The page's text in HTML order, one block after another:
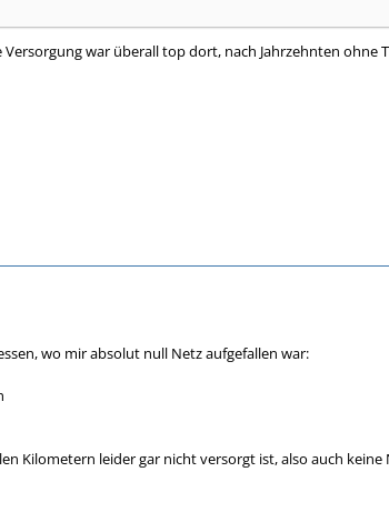
war überall top dort, nach Jahrzehnten ohne
wo mir absolut null Netz aufgefallen war:
Kilometern leider gar nicht versorgt ist, also auch